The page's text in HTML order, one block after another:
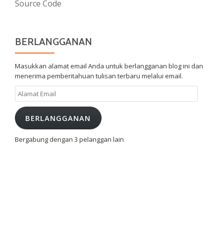
Source Code
BERLANGGANAN
Masukkan alamat email Anda untuk berlangganan blog ini dan
menerima pemberitahuan tulisan terbaru melalui email.
Alamat
Email
BERLANGGANAN
Bergabung dengan 3 pelanggan lain